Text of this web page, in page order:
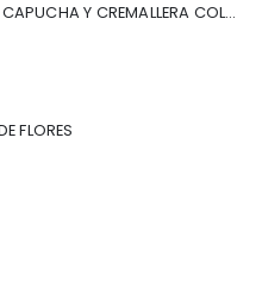
SUDADERA CON CAPUCHA Y CREMALLERA COLOR NEGRO
FLORES